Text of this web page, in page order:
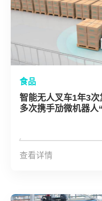
食品
智能无人叉车1年3
多次携手劢微机器人
查看详情